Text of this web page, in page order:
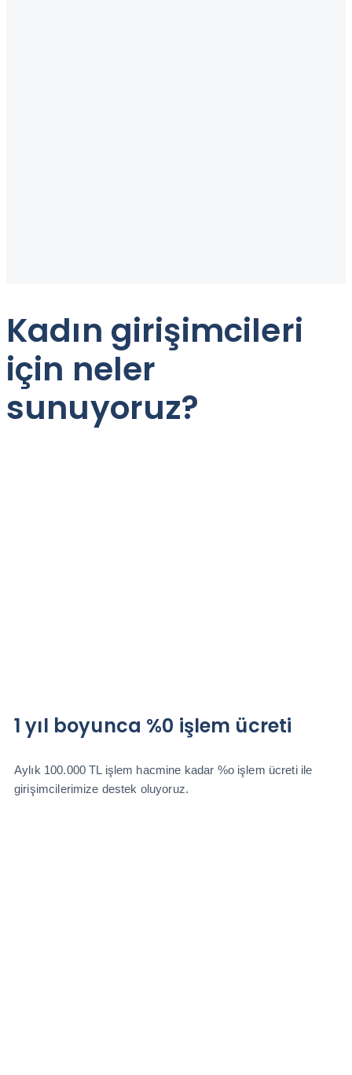
Kadın girişimcileri
için neler
sunuyoruz?
1 yıl boyunca %0 işlem ücreti
Aylık 100.000 TL işlem hacmine kadar %o işlem ücreti ile
girişimcilerimize destek oluyoruz.